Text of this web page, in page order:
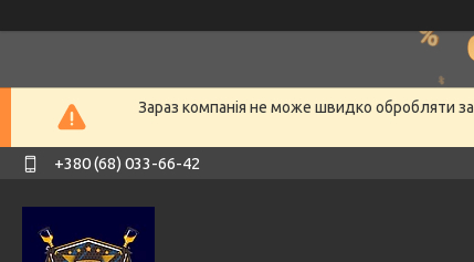
Зараз компанія не може швидко обробляти
+380 (68) 033-66-42